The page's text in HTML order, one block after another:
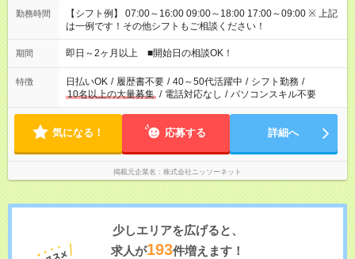
勤務時間
【シフト例】 07:00～16:00 09:00～18:00 17:00～09:00 ※ 上記
は一例です！その他シフトもご相談ください！
期間 即日～2ヶ月以上 ■開始日の相談OK！
特徴 日払いOK / 履歴書不要 / 40～50代活躍中 / シフト勤務 /
10名以上の大量募集 / 電話対応なし / パソコンスキル不要
気になる！ 応募する 詳細へ
掲載元企業名 株式会社ニッソーネット
少しエリアを広げると、
求人が193件増えます！